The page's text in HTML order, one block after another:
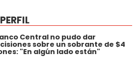
Central no pudo dar
sobre un sobrante de $4
"En algún lado están"